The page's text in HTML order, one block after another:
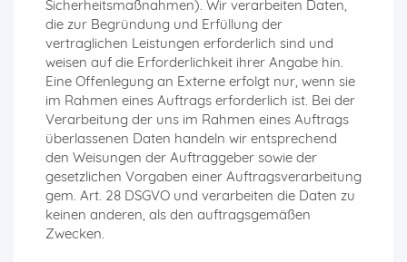
Sicherheitsmaßnahmen). Wir verarbeiten Daten,
die zur Begründung und Erfüllung der
vertraglichen Leistungen erforderlich sind und
weisen auf die Erforderlichkeit ihrer Angabe hin.
Eine Offenlegung an Externe erfolgt nur, wenn sie
im Rahmen eines Auftrags erforderlich ist. Bei der
Verarbeitung der uns im Rahmen eines Auftrags
überlassenen Daten handeln wir entsprechend
den Weisungen der Auftraggeber sowie der
gesetzlichen Vorgaben einer Auftragsverarbeitung
gem. Art. 28 DSGVO und verarbeiten die Daten zu
keinen anderen, als den auftragsgemäßen
Zwecken.